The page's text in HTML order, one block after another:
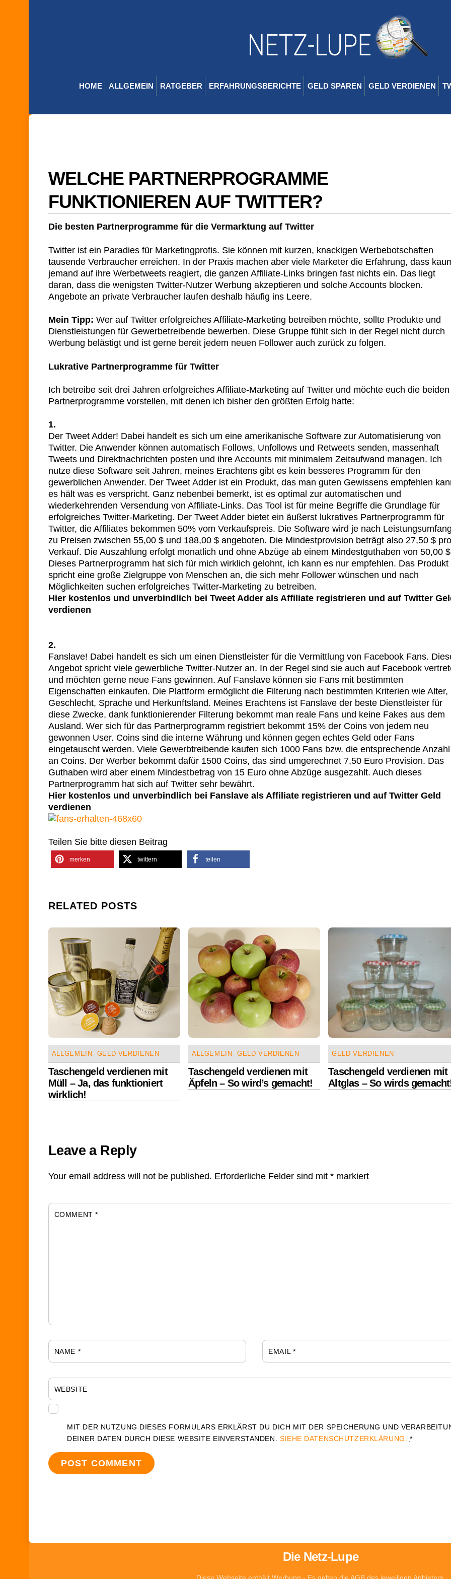
HOME ALLGEMEIN RATGEBER ERFAHRUNGSBERICHTE GELD SPAREN GELD VERDIENEN
WELCHE PARTNERPROGRAMME
FUNKTIONIEREN AUF TWITTER?
Die besten Partnerprogramme für die Vermarktung auf Twitter
Twitter ist ein Paradies für Marketingprofis. Sie können mit kurzen, knackigen Werbebotschaften
tausende Verbraucher erreichen. In der Praxis machen aber viele Marketer die Erfahrung, dass
jemand auf ihre Werbetweets reagiert, die ganzen Affiliate-Links bringen fast nichts ein. Das liegt
daran, dass die wenigsten Twitter-Nutzer Werbung akzeptieren und solche Accounts blocken.
Angebote an private Verbraucher laufen deshalb häufig ins Leere.
Mein Tipp: Wer auf Twitter erfolgreiches Affiliate-Marketing betreiben möchte, sollte Produkte und
Dienstleistungen für Gewerbetreibende bewerben. Diese Gruppe fühlt sich in der Regel nicht durch
Werbung belästigt und ist gerne bereit jedem neuen Follower auch zurück zu folgen.
Lukrative Partnerprogramme für Twitter
Ich betreibe seit drei Jahren erfolgreiches Affiliate-Marketing auf Twitter und möchte euch die beiden
Partnerprogramme vorstellen, mit denen ich bisher den größten Erfolg hatte:
1.
Der Tweet Adder! Dabei handelt es sich um eine amerikanische Software zur Automatisierung von
Twitter. Die Anwender können automatisch Follows, Unfollows und Retweets senden, massenhaft
Tweets und Direktnachrichten posten und ihre Accounts mit minimalem Zeitaufwand managen. Ich
nutze diese Software seit Jahren, meines Erachtens gibt es kein besseres Programm für den
gewerblichen Anwender. Der Tweet Adder ist ein Produkt, das man guten Gewissens empfehlen
es hält was es verspricht. Ganz nebenbei bemerkt, ist es optimal zur automatischen und
wiederkehrenden Versendung von Affiliate-Links. Das Tool ist für meine Begriffe die Grundlage für
erfolgreiches Twitter-Marketing. Der Tweet Adder bietet ein äußerst lukratives Partnerprogramm für
Twitter, die Affiliates bekommen 50% vom Verkaufspreis. Die Software wird je nach
zu Preisen zwischen 55,00 $ und 188,00 $ angeboten. Die Mindestprovision beträgt also 27,50 $ pro
Verkauf. Die Auszahlung erfolgt monatlich und ohne Abzüge ab einem Mindestguthaben von 50,00
Dieses Partnerprogramm hat sich für mich wirklich gelohnt, ich kann es nur empfehlen. Das Produkt
spricht eine große Zielgruppe von Menschen an, die sich mehr Follower wünschen und nach
Möglichkeiten suchen erfolgreiches Twitter-Marketing zu betreiben.
Hier kostenlos und unverbindlich bei Tweet Adder als Affiliate registrieren und auf Twitter
verdienen
2.
Fanslave! Dabei handelt es sich um einen Dienstleister für die Vermittlung von Facebook Fans.
Angebot spricht viele gewerbliche Twitter-Nutzer an. In der Regel sind sie auch auf Facebook
und möchten gerne neue Fans gewinnen. Auf Fanslave können sie Fans mit bestimmten
Eigenschaften einkaufen. Die Plattform ermöglicht die Filterung nach bestimmten Kriterien wie Alter,
Geschlecht, Sprache und Herkunftsland. Meines Erachtens ist Fanslave der beste Dienstleister für
diese Zwecke, dank funktionierender Filterung bekommt man reale Fans und keine Fakes aus dem
Ausland. Wer sich für das Partnerprogramm registriert bekommt 15% der Coins von jedem neu
gewonnen User. Coins sind die interne Währung und können gegen echtes Geld oder Fans
eingetauscht werden. Viele Gewerbtreibende kaufen sich 1000 Fans bzw. die entsprechende Anzahl
an Coins. Der Werber bekommt dafür 1500 Coins, das sind umgerechnet 7,50 Euro Provision. Das
Guthaben wird aber einem Mindestbetrag von 15 Euro ohne Abzüge ausgezahlt. Auch dieses
Partnerprogramm hat sich auf Twitter sehr bewährt.
Hier kostenlos und unverbindlich bei Fanslave als Affiliate registrieren und auf Twitter Geld
verdienen
Teilen Sie bitte diesen Beitrag
merken twittern teilen
RELATED POSTS
ALLGEMEIN GELD VERDIENEN
Taschengeld verdienen mit
Müll – Ja, das funktioniert
wirklich!
ALLGEMEIN GELD VERDIENEN
Taschengeld verdienen mit
Äpfeln – So wird’s gemacht!
GELD VERDIENEN
Taschengeld verdienen mit
Altglas – So wirds
Leave a Reply
Your email address will not be published. Erforderliche Felder sind mit *markiert
COMMENT*
NAME * EMAIL *
WEBSITE
MIT DER NUTZUNG DIESES FORMULARS ERKLÄRST DU DICH MIT DER SPEICHERUNG UND
DEINER DATEN DURCH DIESE WEBSITE EINVERSTANDEN. SIEHE DATENSCHUTZERKLÄRUNG. *
Die Netz-Lupe